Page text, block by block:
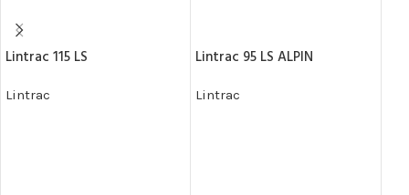
Lintrac 115 LS
Lintrac
Lintrac 95 LS ALPIN
Lintrac